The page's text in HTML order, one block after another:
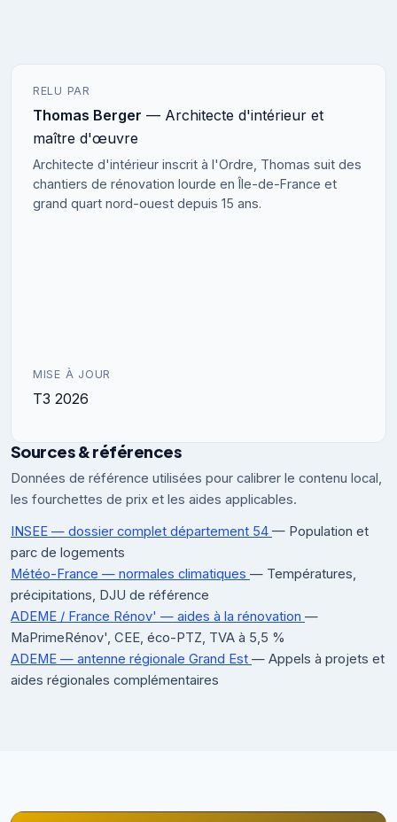
RELU PAR
Thomas Berger — Architecte d'intérieur et
maître d'œuvre
Architecte d'intérieur inscrit à l'Ordre, Thomas suit des
chantiers de rénovation lourde en Île-de-France et
grand quart nord-ouest depuis 15 ans.
MISE À JOUR
T3 2026
Sources & références
Données de référence utilisées pour calibrer le contenu local,
les fourchettes de prix et les aides applicables.
INSEE — dossier complet département 54 — Population et
parc de logements
Météo-France — normales climatiques — Températures,
précipitations, DJU de référence
ADEME / France Rénov' — aides à la rénovation —
MaPrimeRénov', CEE, éco-PTZ, TVA à 5,5 %
ADEME — antenne régionale Grand Est — Appels à projets et
aides régionales complémentaires